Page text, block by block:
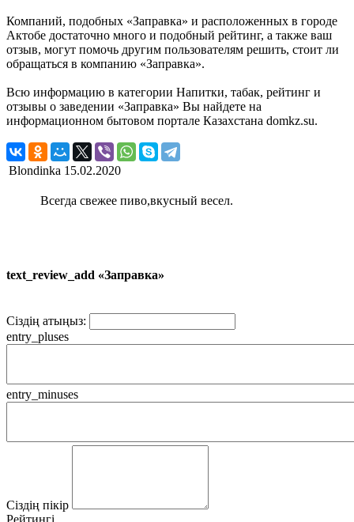
Компаний, подобных «Заправка» и расположенных в городе
Актобе достаточно много и подобный рейтинг, а также ваш
отзыв, могут помочь другим пользователям решить, стоит ли
обращаться в компанию «Заправка».
Всю информацию в категории Напитки, табак, рейтинг и
отзывы о заведении «Заправка» Вы найдете на
информационном бытовом портале Казахстана domkz.su.
Blondinka 15.02.2020
Всегда свежее пиво,вкусный весел.
text_review_add «Заправка»
Сіздің атыңыз:
entry_pluses
entry_minuses
Сіздің пікір